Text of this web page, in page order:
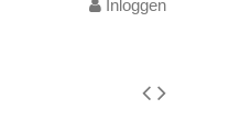
Inloggen